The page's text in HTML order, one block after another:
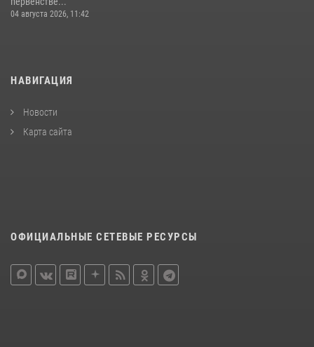
04 августа 2026, 11:42
НАВИГАЦИЯ
Новости
Карта сайта
ОФИЦИАЛЬНЫЕ СЕТЕВЫЕ РЕСУРСЫ